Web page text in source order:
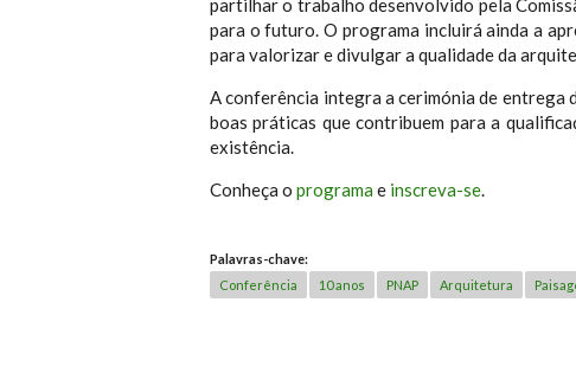
partilhar o trabalho desenvolvido pela
para o futuro. O programa incluirá ainda a
para valorizar e divulgar a qualidade da
A conferência integra a cerimónia de entrega
boas práticas que contribuem para a
existência.
Conheça o programa e inscreva-se.
Palavras-chave:
Conferência
10 anos PNAP Arquitetura